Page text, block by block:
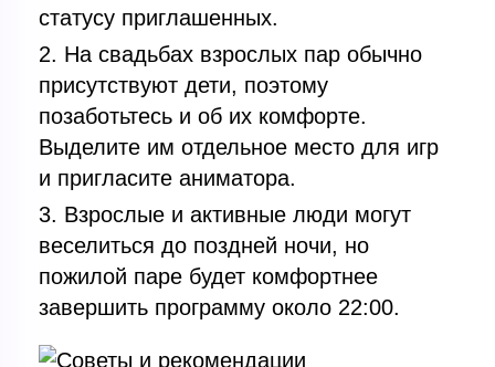
статусу приглашенных.
На свадьбах взрослых пар обычно
присутствуют дети, поэтому
позаботьтесь и об их комфорте.
Выделите им отдельное место для игр
и пригласите аниматора.
Взрослые и активные люди могут
веселиться до поздней ночи, но
пожилой паре будет комфортнее
завершить программу около 22:00.